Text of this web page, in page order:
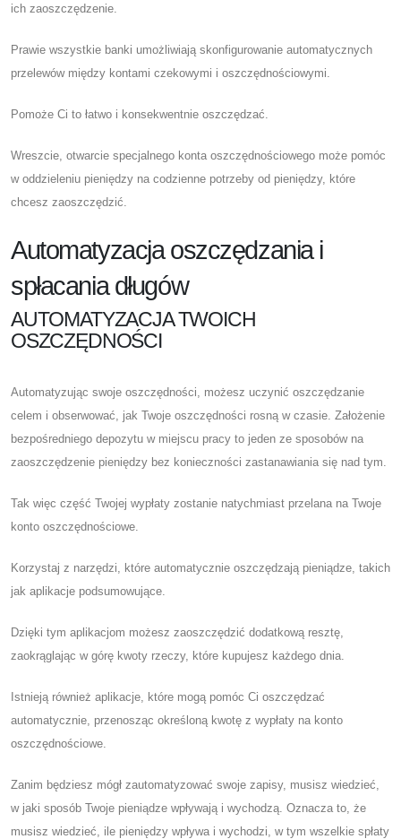
ich zaoszczędzenie.
Prawie wszystkie banki umożliwiają skonfigurowanie automatycznych
przelewów między kontami czekowymi i oszczędnościowymi.
Pomoże Ci to łatwo i konsekwentnie oszczędzać.
Wreszcie, otwarcie specjalnego konta oszczędnościowego może pomóc
w oddzieleniu pieniędzy na codzienne potrzeby od pieniędzy, które
chcesz zaoszczędzić.
Automatyzacja oszczędzania i
spłacania długów
AUTOMATYZACJA TWOICH
OSZCZĘDNOŚCI
Automatyzując swoje oszczędności, możesz uczynić oszczędzanie
celem i obserwować, jak Twoje oszczędności rosną w czasie. Założenie
bezpośredniego depozytu w miejscu pracy to jeden ze sposobów na
zaoszczędzenie pieniędzy bez konieczności zastanawiania się nad tym.
Tak więc część Twojej wypłaty zostanie natychmiast przelana na Twoje
konto oszczędnościowe.
Korzystaj z narzędzi, które automatycznie oszczędzają pieniądze, takich
jak aplikacje podsumowujące.
Dzięki tym aplikacjom możesz zaoszczędzić dodatkową resztę,
zaokrąglając w górę kwoty rzeczy, które kupujesz każdego dnia.
Istnieją również aplikacje, które mogą pomóc Ci oszczędzać
automatycznie, przenosząc określoną kwotę z wypłaty na konto
oszczędnościowe.
Zanim będziesz mógł zautomatyzować swoje zapisy, musisz wiedzieć,
w jaki sposób Twoje pieniądze wpływają i wychodzą. Oznacza to, że
musisz wiedzieć, ile pieniędzy wpływa i wychodzi, w tym wszelkie spłaty